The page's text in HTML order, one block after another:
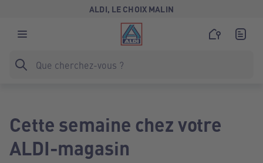
ALDI, LE CHOIX MALIN
Cette semaine chez votre
ALDI-magasin